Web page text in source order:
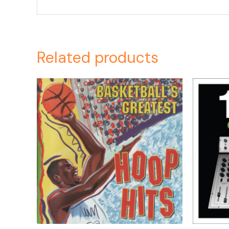
Related products